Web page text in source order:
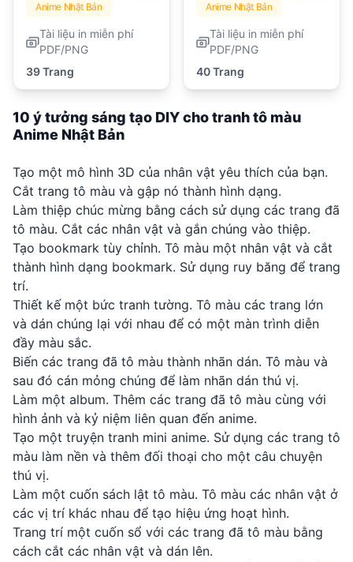
Anime Nhật Bản
Tài liệu in miễn phí
PDF/PNG
39 Trang
Anime Nhật Bản
Tài liệu in miễn phí
PDF/PNG
40 Trang
10 ý tưởng sáng tạo DIY cho tranh tô màu
Anime Nhật Bản
Tạo một mô hình 3D của nhân vật yêu thích của bạn.
Cắt trang tô màu và gập nó thành hình dạng.
Làm thiệp chúc mừng bằng cách sử dụng các trang đã
tô màu. Cắt các nhân vật và gắn chúng vào thiệp.
Tạo bookmark tùy chỉnh. Tô màu một nhân vật và cắt
thành hình dạng bookmark. Sử dụng ruy băng để trang
trí.
Thiết kế một bức tranh tường. Tô màu các trang lớn
và dán chúng lại với nhau để có một màn trình diễn
đầy màu sắc.
Biến các trang đã tô màu thành nhãn dán. Tô màu và
sau đó cán mỏng chúng để làm nhãn dán thú vị.
Làm một album. Thêm các trang đã tô màu cùng với
hình ảnh và kỷ niệm liên quan đến anime.
Tạo một truyện tranh mini anime. Sử dụng các trang tô
màu làm nền và thêm đối thoại cho một câu chuyện
thú vị.
Làm một cuốn sách lật tô màu. Tô màu các nhân vật ở
các vị trí khác nhau để tạo hiệu ứng hoạt hình.
Trang trí một cuốn sổ với các trang đã tô màu bằng
cách cắt các nhân vật và dán lên.